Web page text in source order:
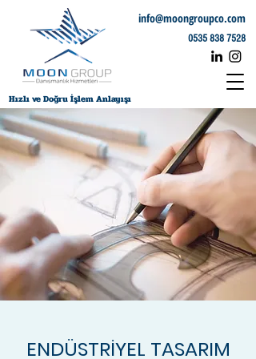
info@moongroupco.com
0535 838 7528
Hızlı ve Doğru İşlem Anlayışı
ENDÜSTRİYEL TASARIM